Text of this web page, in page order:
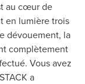
au cœur de
en lumière trois
dévouement, la
complètement
Vous avez
a